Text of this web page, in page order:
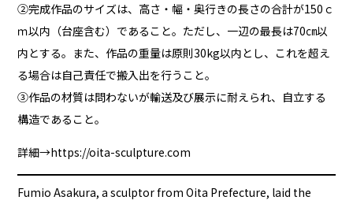
②完成作品のサイズは、高さ・幅・奥行きの長さの合計が150ｃ
ｍ以内（台座含む）であること。ただし、一辺の最長は70㎝以
内とする。また、作品の重量は原則30kg以内とし、これを超え
る場合は自己責任で搬入出を行うこと。
③作品の材質は問わないが輸送及び展示に耐えられ、自立する
構造であること。
詳細→https://oita-sculpture.com
Fumio Asakura, a sculptor from Oita Prefecture, laid the